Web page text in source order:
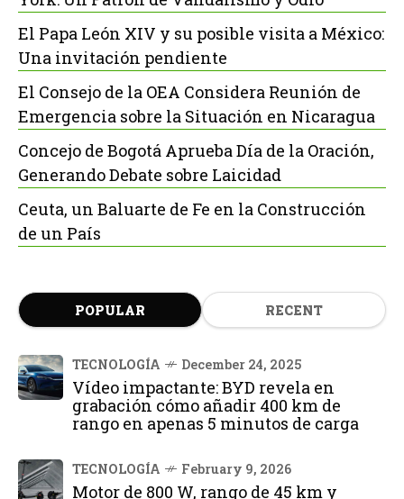
El Papa León XIV y su posible visita a México:
Una invitación pendiente
El Consejo de la OEA Considera Reunión de
Emergencia sobre la Situación en Nicaragua
Concejo de Bogotá Aprueba Día de la Oración,
Generando Debate sobre Laicidad
Ceuta, un Baluarte de Fe en la Construcción
de un País
POPULAR RECENT
TECNOLOGÍA December 24, 2025
Vídeo impactante: BYD revela en
grabación cómo añadir 400 km de
rango en apenas 5 minutos de carga
TECNOLOGÍA February 9, 2026
Motor de 800 W, rango de 45 km y